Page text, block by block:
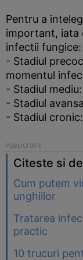
Pentru a
important, iata
infectii fungice:
- Stadiul
momentul
- Stadiul
- Stadiul
- Stadiul
Citeste si
Cum putem
unghiilor
Tratarea
practic
10 trucuri